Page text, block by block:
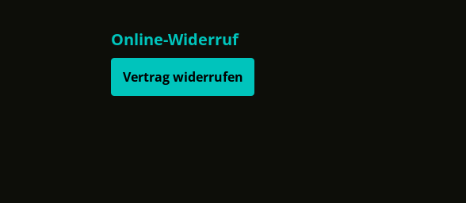
Online-Widerruf
Vertrag widerrufen